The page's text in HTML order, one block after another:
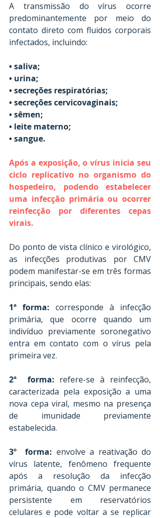
A transmissão do vírus ocorre
predominantemente por meio do
contato direto com fluidos corporais
infectados, incluindo:
• saliva;
• urina;
• secreções respiratórias;
• secreções cervicovaginais;
• sêmen;
• leite materno;
• sangue.
Após a exposição, o vírus inicia seu
ciclo replicativo no organismo do
hospedeiro, podendo estabelecer
uma infecção primária ou ocorrer
reinfecção por diferentes cepas
virais.
Do ponto de vista clínico e virológico,
as infecções produtivas por CMV
podem manifestar-se em três formas
principais, sendo elas:
1ª forma: corresponde à infecção
primária, que ocorre quando um
indivíduo previamente soronegativo
entra em contato com o vírus pela
primeira vez.
2ª  forma: refere-se à reinfecção,
caracterizada pela exposição a uma
nova cepa viral, mesmo na presença
de imunidade previamente
estabelecida.
3º  forma: envolve a reativação do
vírus latente, fenômeno frequente
após a resolução da infecção
primária, quando o CMV permanece
persistente em reservatórios
celulares e pode voltar a se replicar